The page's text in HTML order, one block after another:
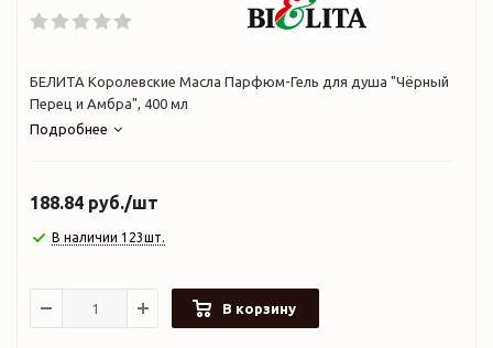
БЕЛИТА Королевские Масла Парфюм-Гель для душа "Чёрный
Перец и Амбра", 400 мл
Подробнее
188.84 руб./шт
В наличии 123шт.
В корзину